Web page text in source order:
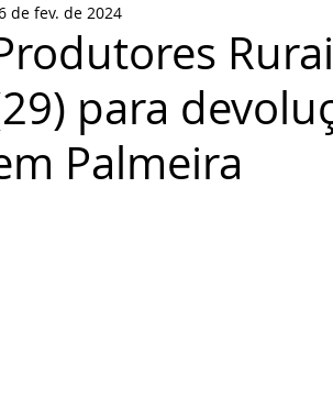
Geral Nova categoria
para
Palmeira
de fev. de 2024